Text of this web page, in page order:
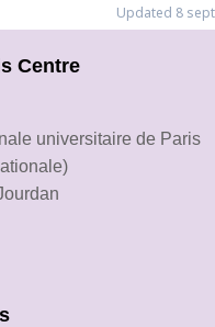
Updated 8
Centre
universitaire de Paris